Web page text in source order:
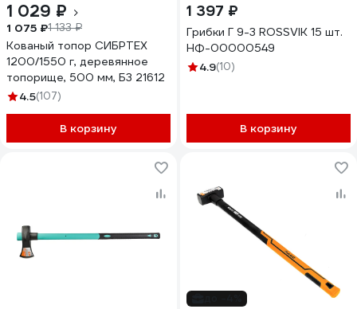
1 029 ₽
1 075 ₽1 133 ₽
Кованый топор СИБРТЕХ
1200/1550 г, деревянное
топорище, 500 мм, Б3 21612
4.5(107)
В корзину
1 397 ₽
Грибки Г 9-3 ROSSVIK 15 шт.
НФ-00000549
4.9(10)
В корзину